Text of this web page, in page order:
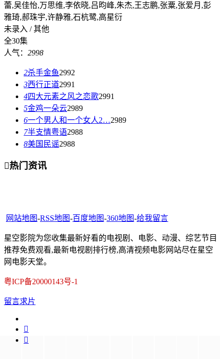
蕾,吴佳怡,万思维,李依晓,吕昀峰,朱杰,王志鹏,张粟,张爱月,彭
雅琦,郝珠宇,许静雅,石杭鹭,高星衍
未录入 / 其他
全30集
人气： 2998
2杀手金鱼2992
3西行正道2991
4四大元素之风之恋歌2991
5金鸡一朵云2989
6一个男人和一个女人2…2989
7半支情粤语2988
8美国民谣2988
热门资讯
网站地图-RSS地图-百度地图-360地图-给我留言
星空影院为您收集最新好看的电视剧、电影、动漫、综艺节目
推荐免费观看,最新电视剧排行榜,高清视频电影网站尽在星空
网电影天堂。
粤ICP备20000143号-1
留言求片

